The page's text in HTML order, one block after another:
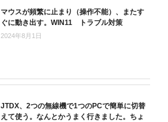
マウスが頻繁に止まり（操作不能）、またす
ぐに動き出す。WIN11 トラブル対策
2024年8月1日
JTDX、2つの無線機で1つのPCで簡単に切替
えて使う。なんとかうまく行きました。ちょ